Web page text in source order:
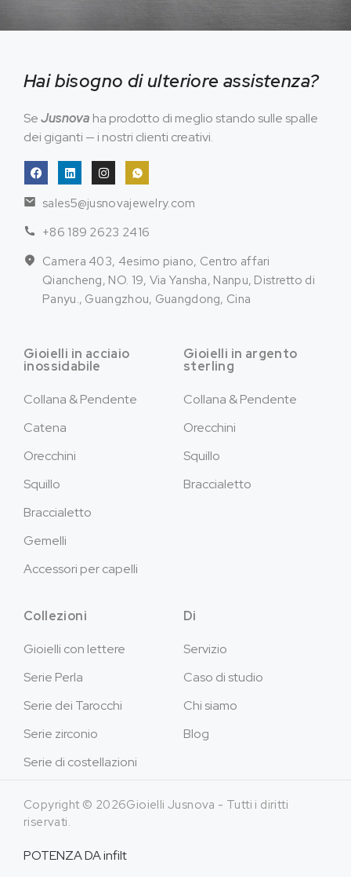
Hai bisogno di ulteriore assistenza?
SeJusnova ha prodotto di meglio stando sulle spalle
dei giganti — i nostri clienti creativi.
sales5@jusnovajewelry.com
+86 189 2623 2416
Camera 403, 4esimo piano, Centro affari
Qiancheng, NO. 19, Via Yansha, Nanpu, Distretto di
Panyu., Guangzhou, Guangdong, Cina
Gioielli in acciaio
inossidabile
Collana & Pendente
Catena
Orecchini
Squillo
Braccialetto
Gemelli
Accessori per capelli
Gioielli in argento
sterling
Collana & Pendente
Orecchini
Squillo
Braccialetto
Collezioni
Gioielli con lettere
Serie Perla
Serie dei Tarocchi
Serie zirconio
Serie di costellazioni
Di
Servizio
Caso di studio
Chi siamo
Blog
Copyright © 2026Gioielli Jusnova - Tutti i diritti
riservati.
POTENZA DAinfilt